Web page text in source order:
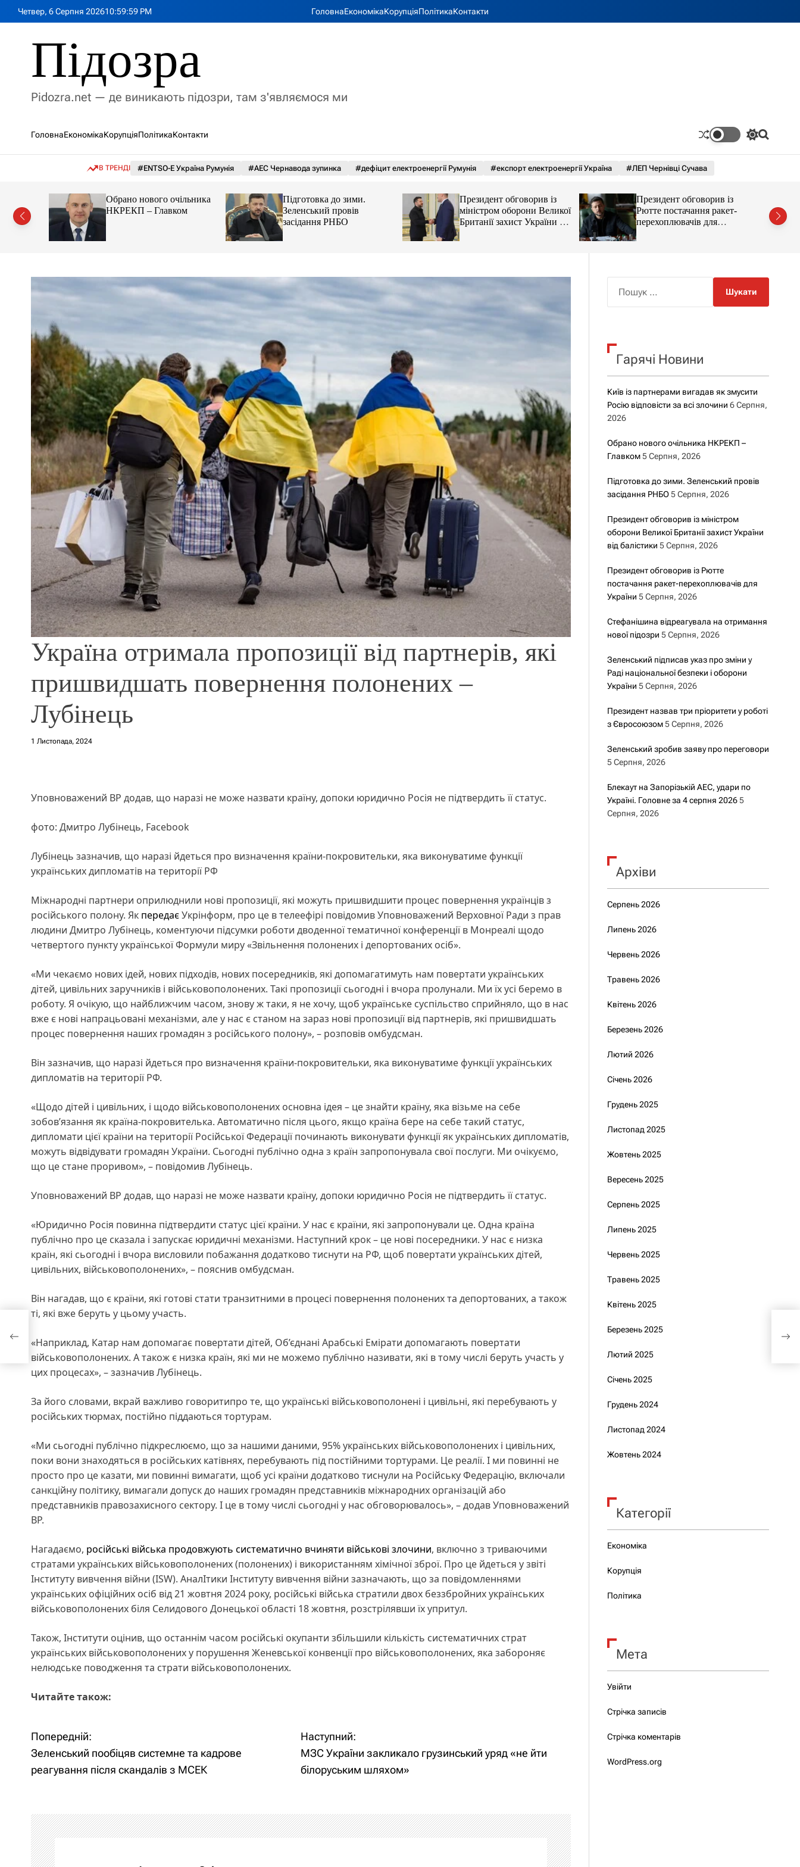
Четвер, 6 Серпня 202611:00:00 PM ГоловнаЕкономікаКорупціяПолітикаКонтакти
Підозра
Pidozra.net — де виникають підозри, там з'являємося ми
ГоловнаЕкономікаКорупціяПолітикаКонтакти
П
к
а
р
о
у
П
В ТРЕНДІ #ENTSO-E Україна Румунія #АЕС Чернавода зупинка #дефіцит електроенергії Румунія #експорт електроенергії Україна #ЛЕП Чернівці Сучава
Обрано нового очільника
НКРЕКП – Главком
Підготовка до зими.
Зеленський провів
засідання РНБО
Президент обговорив із
міністром оборони Великої
Британії захист України від
балістики
Президент обговорив із
Рютте постачання ракет-
перехоплювачів для
України
Україна отримала пропозиції від партнерів, які
пришвидшать повернення полонених –
Лубінець
1 Листопада, 2024
Уповноважений ВР додав, що наразі не може назвати країну, допоки юридично Росія не підтвердить її статус.
фото: Дмитро Лубінець, Facebook
Лубінець зазначив, що наразі йдеться про визначення країни-покровительки, яка виконуватиме функції
українських дипломатів на території РФ
Міжнародні партнери оприлюднили нові пропозиції, які можуть пришвидшити процес повернення українців з
російського полону. Як передаєУкрінформ, про це в телеефірі повідомив Уповноважений Верховної Ради з прав
людини Дмитро Лубінець, коментуючи підсумки роботи дводенної тематичної конференції в Монреалі щодо
четвертого пункту української Формули миру «Звільнення полонених і депортованих осіб».
«Ми чекаємо нових ідей, нових підходів, нових посередників, які допомагатимуть нам повертати українських
дітей, цивільних заручників і військовополонених. Такі пропозиції сьогодні і вчора пролунали. Ми їх усі беремо в
роботу. Я очікую, що найближчим часом, знову ж таки, я не хочу, щоб українське суспільство сприйняло, що в нас
вже є нові напрацьовані механізми, але у нас є станом на зараз нові пропозиції від партнерів, які пришвидшать
процес повернення наших громадян з російського полону», – розповів омбудсман.
Він зазначив, що наразі йдеться про визначення країни-покровительки, яка виконуватиме функції українських
дипломатів на території РФ.
«Щодо дітей і цивільних, і щодо військовополонених основна ідея – це знайти країну, яка візьме на себе
зобов’язання як країна-покровителька. Автоматично після цього, якщо країна бере на себе такий статус,
дипломати цієї країни на території Російської Федерації починають виконувати функції як українських дипломатів,
можуть відвідувати громадян України. Сьогодні публічно одна з країн запропонувала свої послуги. Ми очікуємо,
що це стане проривом», – повідомив Лубінець.
Уповноважений ВР додав, що наразі не може назвати країну, допоки юридично Росія не підтвердить її статус.
«Юридично Росія повинна підтвердити статус цієї країни. У нас є країни, які запропонували це. Одна країна
публічно про це сказала і запускає юридичні механізми. Наступний крок – це нові посередники. У нас є низка
країн, які сьогодні і вчора висловили побажання додатково тиснути на РФ, щоб повертати українських дітей,
цивільних, військовополонених», – пояснив омбудсман.
Він нагадав, що є країни, які готові стати транзитними в процесі повернення полонених та депортованих, а також
ті, які вже беруть у цьому участь.
«Наприклад, Катар нам допомагає повертати дітей, Об’єднані Арабські Емірати допомагають повертати
військовополонених. А також є низка країн, які ми не можемо публічно називати, які в тому числі беруть участь у
цих процесах», – зазначив Лубінець.
За його словами, вкрай важливо говоритипро те, що українські військовополонені і цивільні, які перебувають у
російських тюрмах, постійно піддаються тортурам.
«Ми сьогодні публічно підкреслюємо, що за нашими даними, 95% українських військовополонених і цивільних,
поки вони знаходяться в російських катівнях, перебувають під постійними тортурами. Це реалії. І ми повинні не
просто про це казати, ми повинні вимагати, щоб усі країни додатково тиснули на Російську Федерацію, включали
санкційну політику, вимагали допуск до наших громадян представників міжнародних організацій або
представників правозахисного сектору. І це в тому числі сьогодні у нас обговорювалось», – додав Уповноважений
ВР.
Нагадаємо, російські війська продовжують систематично вчиняти військові злочини, включно з триваючими
стратами українських військовополонених (полонених) і використанням хімічної зброї. Про це йдеться у звіті
Інституту вивчення війни (ISW). АналІтики Інституту вивчення війни зазначають, що за повідомленнями
українських офіційних осіб від 21 жовтня 2024 року, російські війська стратили двох беззбройних українських
військовополонених біля Селидового Донецької області 18 жовтня, розстрілявши їх упритул.
Також, Інститути оцінив, що останнім часом російські окупанти збільшили кількість систематичних страт
українських військовополонених у порушення Женевської конвенції про військовополонених, яка забороняє
нелюдське поводження та страти військовополонених.
Читайте також:
Н
а
і
г
Попередній:
Зеленський пообіцяв системне та кадрове
реагування після скандалів з МСЕК
Наступний:
МЗС України закликало грузинський уряд «не йти
білоруським шляхом»
к
Гарячі Новини
Київ із партнерами вигадав як змусити
Росію відповісти за всі злочини 6 Серпня,
2026
Обрано нового очільника НКРЕКП –
Главком 5 Серпня, 2026
Підготовка до зими. Зеленський провів
засідання РНБО 5 Серпня, 2026
Президент обговорив із міністром
оборони Великої Британії захист України
від балістики 5 Серпня, 2026
Президент обговорив із Рютте
постачання ракет-перехоплювачів для
України 5 Серпня, 2026
Стефанішина відреагувала на отримання
нової підозри 5 Серпня, 2026
Зеленський підписав указ про зміни у
Раді національної безпеки і оборони
України 5 Серпня, 2026
Президент назвав три пріоритети у роботі
з Євросоюзом 5 Серпня, 2026
Зеленський зробив заяву про переговори
5 Серпня, 2026
Блекаут на Запорізькій АЕС, удари по
Україні. Головне за 4 серпня 2026 5
Серпня, 2026
Архіви
Серпень 2026
Липень 2026
Червень 2026
Травень 2026
Квітень 2026
Березень 2026
Лютий 2026
Січень 2026
Грудень 2025
Листопад 2025
Жовтень 2025
Вересень 2025
Серпень 2025
Липень 2025
Червень 2025
Травень 2025
Квітень 2025
Березень 2025
Лютий 2025
Січень 2025
Грудень 2024
Листопад 2024
Жовтень 2024
Категорії
Економіка
Корупція
Політика
Мета
Увійти
Стрічка записів
Стрічка коментарів
WordPress.org